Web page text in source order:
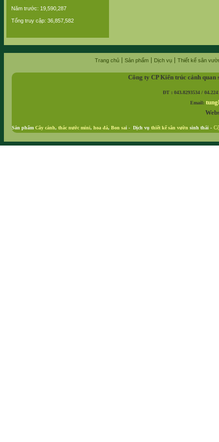
Năm trước: 19,590,287
Tổng truy cập: 36,857,582
Trang chủ Sản phẩm Dịch vụ Thiết kế sân
Công ty CP Kiến trúc cảnh
ĐT : 043.8293534 /
Email:
Sản phẩm Cây cảnh, thác nước mini, hoa đá, Bon sai - Dịch vụ thiết kế sân vườn sinh thái -